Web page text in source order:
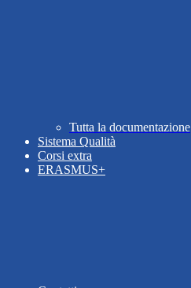
Tutta la documentazione
Sistema Qualità
Corsi extra
ERASMUS+